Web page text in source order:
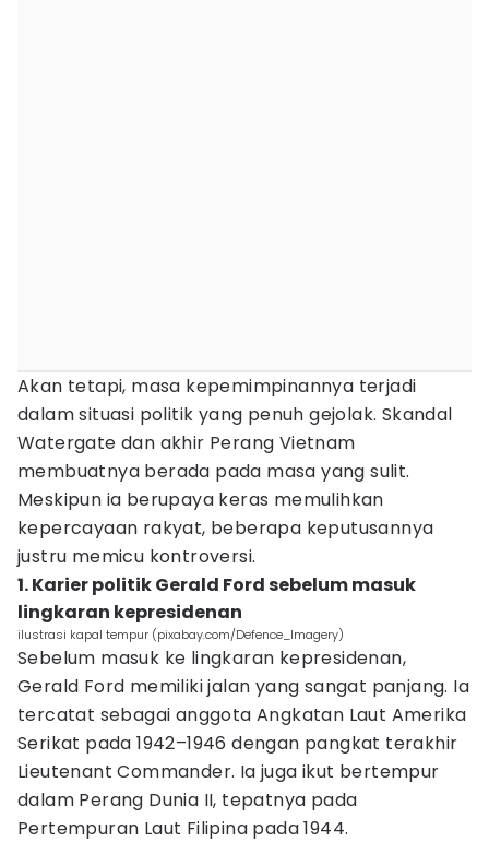
Akan tetapi, masa kepemimpinannya terjadi
dalam situasi politik yang penuh gejolak. Skandal
Watergate dan akhir Perang Vietnam
membuatnya berada pada masa yang sulit.
Meskipun ia berupaya keras memulihkan
kepercayaan rakyat, beberapa keputusannya
justru memicu kontroversi.
1. Karier politik Gerald Ford sebelum masuk
lingkaran kepresidenan
ilustrasi kapal tempur (pixabay.com/Defence_Imagery)
Sebelum masuk ke lingkaran kepresidenan,
Gerald Ford memiliki jalan yang sangat panjang. Ia
tercatat sebagai anggota Angkatan Laut Amerika
Serikat pada 1942–1946 dengan pangkat terakhir
Lieutenant Commander. Ia juga ikut bertempur
dalam Perang Dunia II, tepatnya pada
Pertempuran Laut Filipina pada 1944.